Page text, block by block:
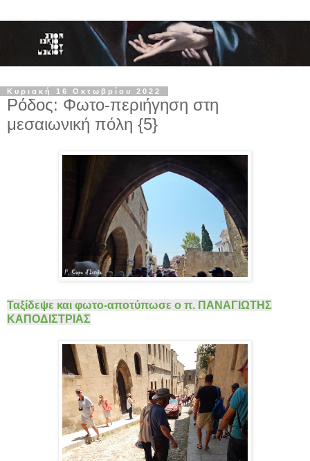
Κυριακή 16 Οκτωβρίου 2022
Ρόδος: Φωτο-περιήγηση στη
μεσαιωνική πόλη {5}
Ταξίδεψε και φωτο-αποτύπωσε ο π. ΠΑΝΑΓΙΩΤΗΣ
ΚΑΠΟΔΙΣΤΡΙΑΣ